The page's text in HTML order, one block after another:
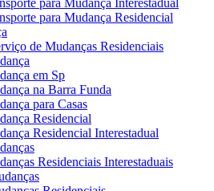
para Mudança Interestadual
para Mudança Residencial
de Mudanças Residenciais
em Sp
na Barra Funda
para Casas
Residencial
Residencial Interestadual
Residenciais Interestaduais